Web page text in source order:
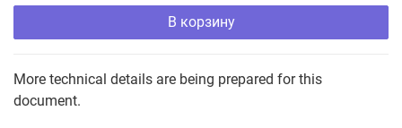
В корзину
More technical details are being prepared for this
document.